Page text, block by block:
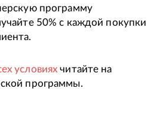
программу
50% с каждой покупки
условиях читайте на
программы.